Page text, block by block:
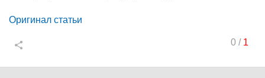
Оригинал статьи
0/ 1